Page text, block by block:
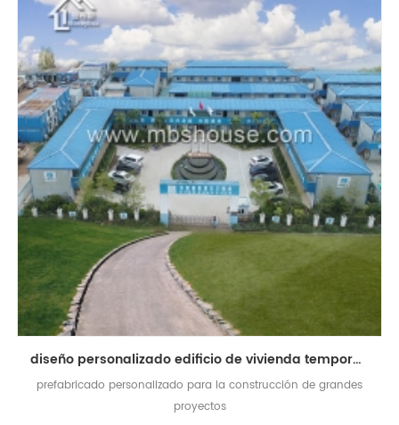
diseño personalizado edificio de vivienda temporal prefabricado modular para la construcción de proyectos
prefabricado personalizado para la construcción de grandes
proyectos